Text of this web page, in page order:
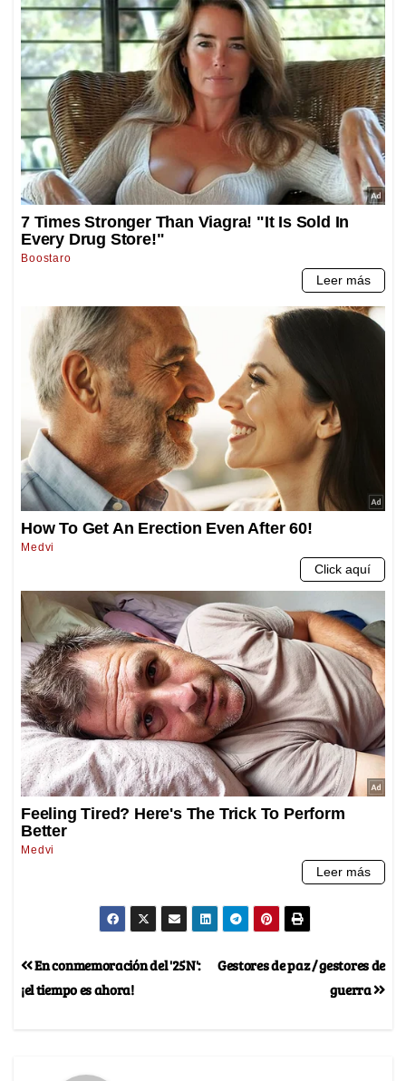
Gestores de paz / gestores de
guerra
En conmemoración del '25N':
¡el tiempo es ahora!